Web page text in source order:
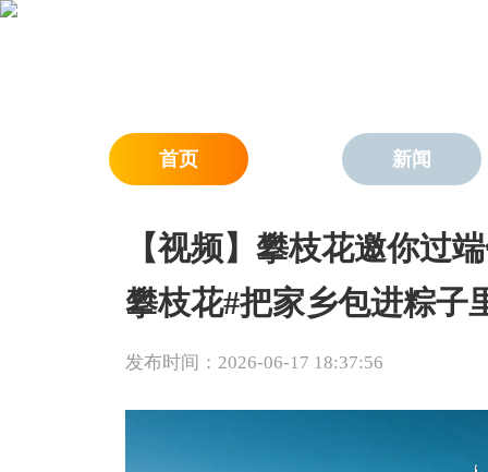
首页 新闻
【视频】攀枝花邀你过
攀枝花#把家乡包进粽子
发布时间：2026-06-17 18:37:56